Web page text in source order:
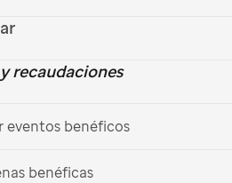
recaudaciones
eventos benéficos
benéficas
St. Jude
pacientes comparten
Navidad en